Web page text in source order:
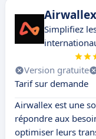
Airwallex
Simplifiez
Version gratuite
Tarif sur demande
Airwallex est une
répondre aux
optimiser leurs